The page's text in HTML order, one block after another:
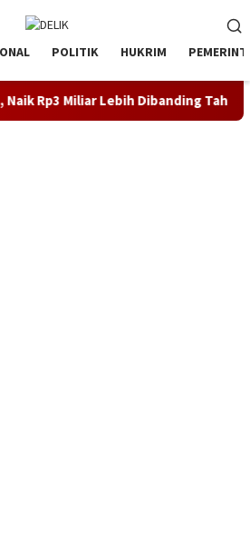
POLITIK HUKRIM
Lebih Dibanding Tahun 2024